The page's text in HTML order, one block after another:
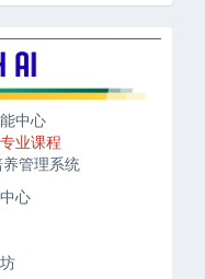
中心
业课程
管理系统
心